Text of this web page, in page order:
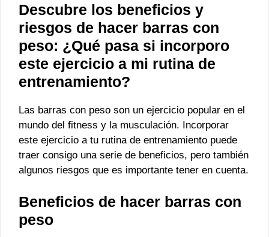
Descubre los beneficios y
riesgos de hacer barras con
peso: ¿Qué pasa si incorporo
este ejercicio a mi rutina de
entrenamiento?
Las barras con peso son un ejercicio popular en el
mundo del fitness y la musculación. Incorporar
este ejercicio a tu rutina de entrenamiento puede
traer consigo una serie de beneficios, pero también
algunos riesgos que es importante tener en cuenta.
Beneficios de hacer barras con
peso